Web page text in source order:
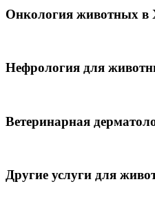
Онкология животных в
Нефрология для
Ветеринарная
Другие услуги для